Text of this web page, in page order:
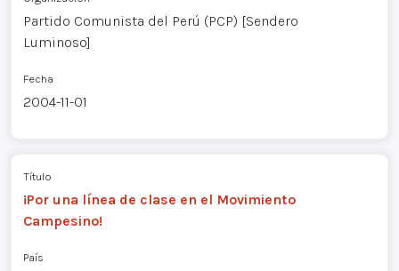
Partido Comunista del Perú (PCP) [Sendero
Luminoso]
Fecha
2004-11-01
Título
¡Por una línea de clase en el Movimiento
Campesino!
País